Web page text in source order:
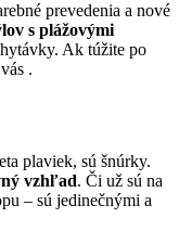
prevedenia a nové
s plážovými
Ak túžite po
.
plaviek, sú šnúrky.
vzhľad. Či už sú na
– sú jedinečnými a